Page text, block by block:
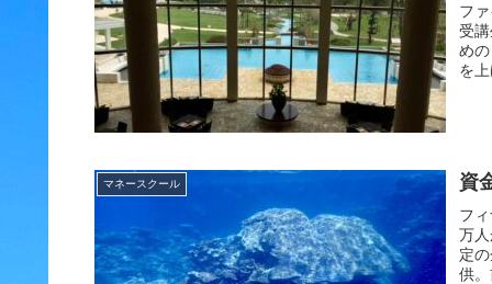
フ
受
め
を
マネースクール 資
フ
万
定
供